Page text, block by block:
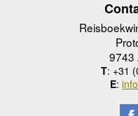
9743
T: +31
E: